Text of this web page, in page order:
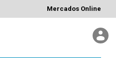
Mercados Online